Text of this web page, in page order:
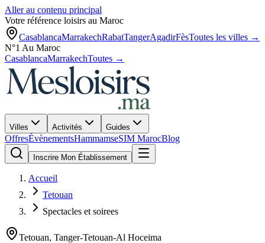
Aller au contenu principal
Votre référence loisirs au Maroc
CasablancaMarrakechRabatTangerAgadirFèsToutes les villes →
N°1 Au Maroc
CasablancaMarrakechToutes →
Villes Activités Guides
OffresÉvènementsHammamseSIM MarocBlog
Inscrire Mon Établissement
Accueil
Tetouan
Spectacles et soirees
Tetouan, Tanger-Tetouan-Al Hoceima